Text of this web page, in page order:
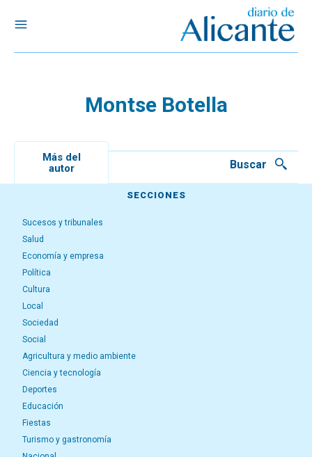
Montse Botella
Más del
autor
Buscar
SECCIONES
Sucesos y tribunales
Salud
Economía y empresa
Política
Cultura
Local
Sociedad
Social
Agricultura y medio ambiente
Ciencia y tecnología
Deportes
Educación
Fiestas
Turismo y gastronomía